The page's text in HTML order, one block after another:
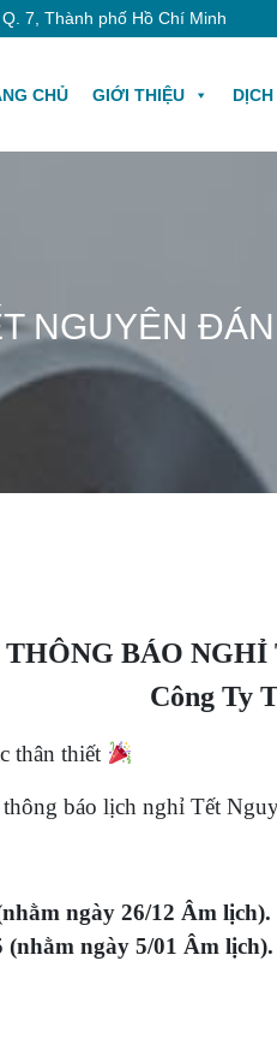
7, Thành phố Hồ Chí Minh
CHỦ GIỚI THIỆU
NGUYÊN
THÔNG BÁO NGHỈ
Công Ty
thân thiết
báo lịch nghỉ Tết
ngày 26/12 Âm lịch).
ngày 5/01 Âm lịch).